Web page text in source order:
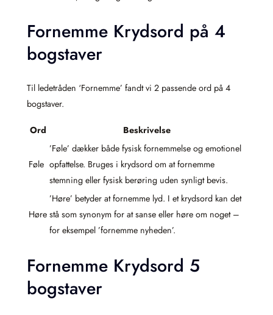
Fornemme Krydsord på 4
bogstaver
Til ledetråden ‘Fornemme’ fandt vi 2 passende ord på 4
bogstaver.
Ord Beskrivelse
Føle
’Føle’ dækker både fysisk fornemmelse og emotionel
opfattelse. Bruges i krydsord om at fornemme
stemning eller fysisk berøring uden synligt bevis.
Høre
’Høre’ betyder at fornemme lyd. I et krydsord kan det
stå som synonym for at sanse eller høre om noget –
for eksempel ’fornemme nyheden’.
Fornemme Krydsord 5
bogstaver